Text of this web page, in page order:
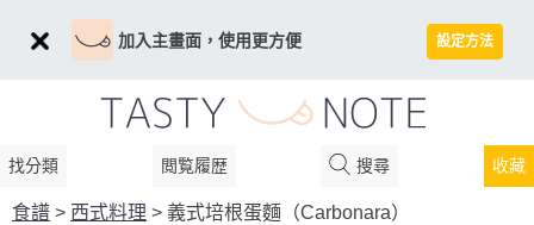
加入主畫面，使用更方便 設定方法
找分類 閲覧履歴 搜尋 收藏
食譜 > 西式料理 > 義式培根蛋麵（Carbonara）